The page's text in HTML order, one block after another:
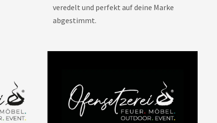
veredelt und perfekt auf deine Marke
abgestimmt.